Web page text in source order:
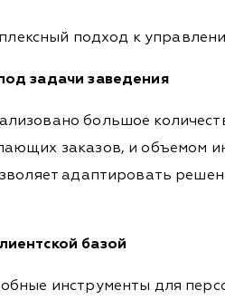
подход к
задачи заведения
большое
заказов, и объемом
адаптировать
базой
инструменты для